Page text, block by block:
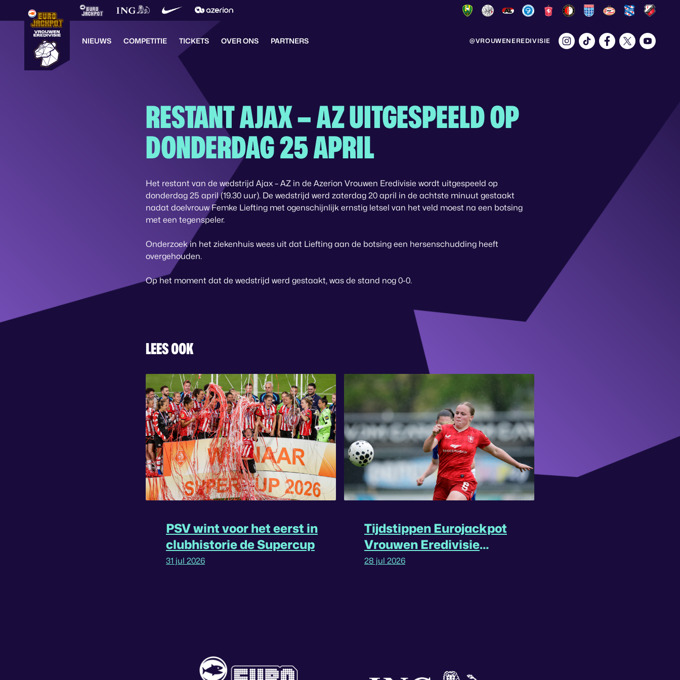
NIEUWS COMPETITIE TICKETS OVER ONS PARTNERS @VROUWENEREDIVISIE
RESTANT AJAX – AZ UITGESPEELD OP
DONDERDAG 25 APRIL
Het restant van de wedstrijd Ajax – AZ in de Azerion Vrouwen Eredivisie wordt uitgespeeld op
donderdag 25 april (19.30 uur). De wedstrijd werd zaterdag 20 april in de achtste minuut gestaakt
nadat doelvrouw Femke Liefting met ogenschijnlijk ernstig letsel van het veld moest na een botsing
met een tegenspeler.
Onderzoek in het ziekenhuis wees uit dat Liefting aan de botsing een hersenschudding heeft
overgehouden.
Op het moment dat de wedstrijd werd gestaakt, was de stand nog 0-0.
LEES OOK
PSV wint voor het eerst in
clubhistorie de Supercup
31 jul 2026
Tijdstippen Eurojackpot
Vrouwen Eredivisie
omgedraaid
28 jul 2026